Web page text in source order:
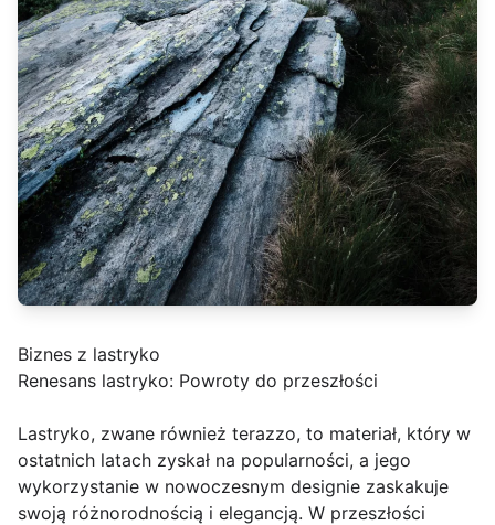
Biznes z lastryko
Renesans lastryko: Powroty do przeszłości
Lastryko, zwane również terazzo, to materiał, który w
ostatnich latach zyskał na popularności, a jego
wykorzystanie w nowoczesnym designie zaskakuje
swoją różnorodnością i elegancją. W przeszłości